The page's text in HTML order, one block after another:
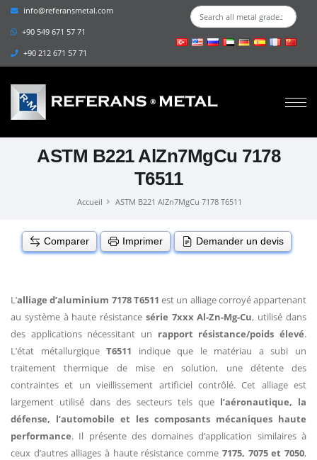
info@referansmetal.com
+90 549 671 57 71
+90 212 671 57 71
ASTM B221 AlZn7MgCu 7178
T6511
Accueil ASTM B221 AlZn7MgCu 7178 T6511
Comparer Imprimer Demander un devis
L’alliage d’aluminium 7178 T6511 est un alliage corroyé appartenant
au système à haute résistance série 7xxx Al-Zn-Mg-Cu, utilisé dans
des applications nécessitant un rapport résistance/poids élevé.
L’état métallurgiqueT6511 indique que le matériau a subi un
traitement thermique de mise en solution, une détente des
contraintes et un vieillissement artificiel contrôlé. Cet alliage est
largement utilisé dans des secteurs tels que l’aéronautique, la
défense, l’automobile et les composants mécaniques haute
performance. Il présente des domaines d’application similaires à
ceux d’autres alliages à haute résistance comme 7175, 7075 et 7050,